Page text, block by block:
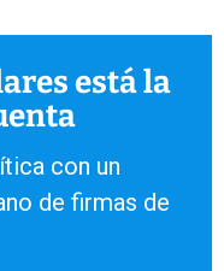
está la
con un
de firmas de